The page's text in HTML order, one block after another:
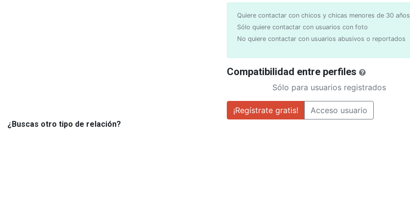
Quiere contactar con chicos y chicas menores de 30 años
Sólo quiere contactar con usuarios con foto
No quiere contactar con usuarios abusivos o reportados
Compatibilidad entre perfiles
Sólo para usuarios registrados
¡Regístrate gratis! Acceso usuario
¿Buscas otro tipo de relación?